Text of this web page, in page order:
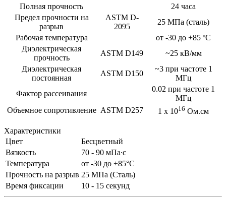
Полная прочность
24 часа
Предел прочности на
разрыв
ASTM D-
2095
25 МПа (сталь)
Рабочая температура
от -30 до +85 ºС
Диэлектрическая
прочность
ASTM D149
~25 кВ/мм
Диэлектрическая
постоянная
ASTM D150
~3 при частоте 1
МГц
Фактор рассеивания
0.02 при частоте 1
MГц
Объемное сопротивление ASTM D257 1 x 1016 Ом.см
Характеристики
Цвет
Бесцветный
Вязкость
70 - 90 мПа∙с
Температура
от -30 до +85°С
Прочность на разрыв 25 МПа (Сталь)
Время фиксации
10 - 15 секунд